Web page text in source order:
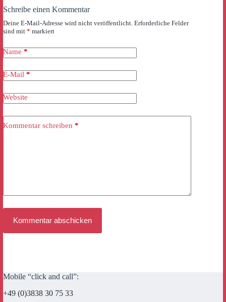
Schreibe einen Kommentar
Deine E-Mail-Adresse wird nicht veröffentlicht. Erforderliche Felder
sind mit * markiert
Name *
E-Mail *
Website
Kommentar schreiben *
Kommentar abschicken
Mobile “click and call”:
+49 (0)3838 30 75 33